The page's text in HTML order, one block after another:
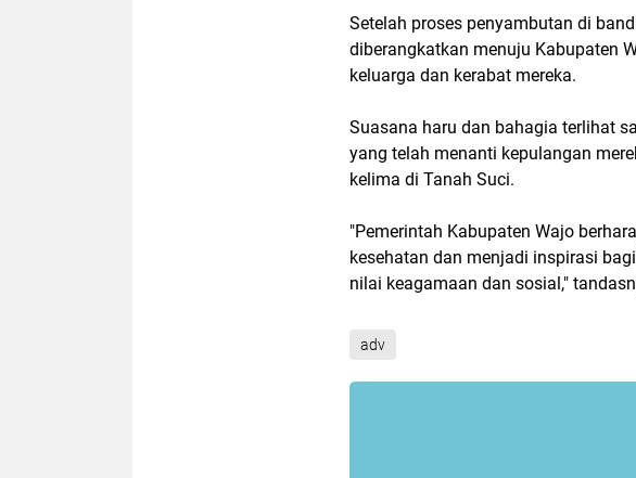
Setelah proses penyambutan di
diberangkatkan menuju Kabupaten
keluarga dan kerabat mereka.
Suasana haru dan bahagia terlihat
yang telah menanti kepulangan
kelima di Tanah Suci.
"Pemerintah Kabupaten Wajo
kesehatan dan menjadi inspirasi
nilai keagamaan dan sosial,"
adv